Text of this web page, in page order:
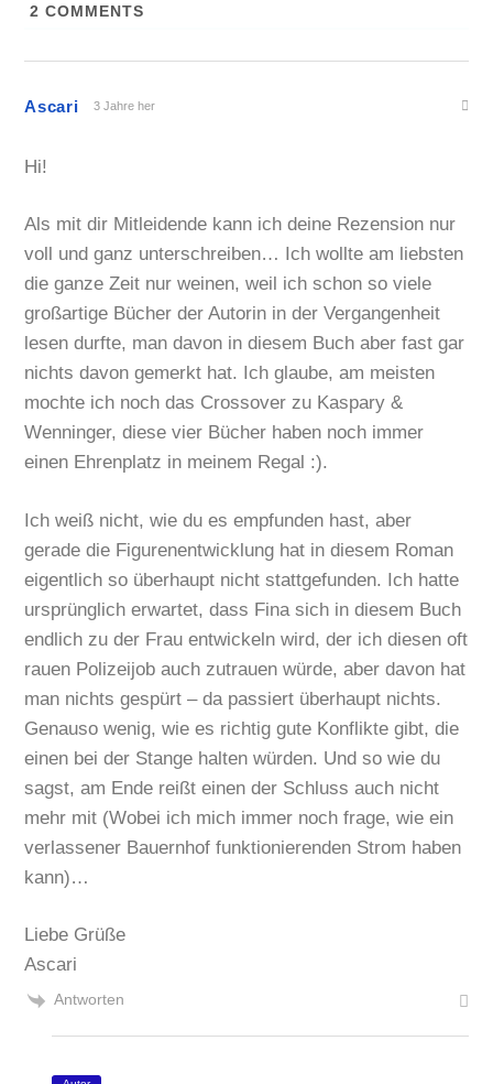
2 COMMENTS
Ascari 3 Jahre her
Hi!
Als mit dir Mitleidende kann ich deine Rezension nur
voll und ganz unterschreiben… Ich wollte am liebsten
die ganze Zeit nur weinen, weil ich schon so viele
großartige Bücher der Autorin in der Vergangenheit
lesen durfte, man davon in diesem Buch aber fast gar
nichts davon gemerkt hat. Ich glaube, am meisten
mochte ich noch das Crossover zu Kaspary &
Wenninger, diese vier Bücher haben noch immer
einen Ehrenplatz in meinem Regal :).
Ich weiß nicht, wie du es empfunden hast, aber
gerade die Figurenentwicklung hat in diesem Roman
eigentlich so überhaupt nicht stattgefunden. Ich hatte
ursprünglich erwartet, dass Fina sich in diesem Buch
endlich zu der Frau entwickeln wird, der ich diesen oft
rauen Polizeijob auch zutrauen würde, aber davon hat
man nichts gespürt – da passiert überhaupt nichts.
Genauso wenig, wie es richtig gute Konflikte gibt, die
einen bei der Stange halten würden. Und so wie du
sagst, am Ende reißt einen der Schluss auch nicht
mehr mit (Wobei ich mich immer noch frage, wie ein
verlassener Bauernhof funktionierenden Strom haben
kann)…
Liebe Grüße
Ascari
Antworten